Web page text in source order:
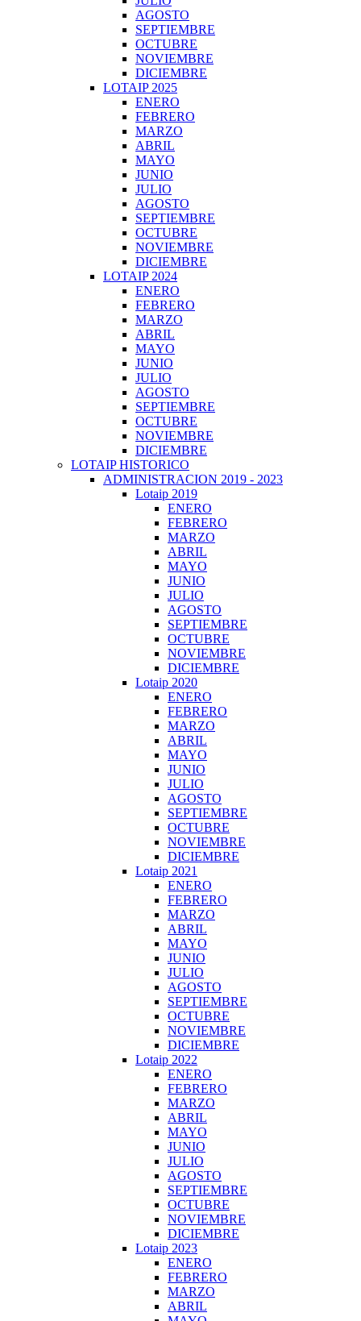
AGOSTO
SEPTIEMBRE
OCTUBRE
NOVIEMBRE
DICIEMBRE
LOTAIP 2025
ENERO
FEBRERO
MARZO
ABRIL
MAYO
JUNIO
JULIO
AGOSTO
SEPTIEMBRE
OCTUBRE
NOVIEMBRE
DICIEMBRE
LOTAIP 2024
ENERO
FEBRERO
MARZO
ABRIL
MAYO
JUNIO
JULIO
AGOSTO
SEPTIEMBRE
OCTUBRE
NOVIEMBRE
DICIEMBRE
LOTAIP HISTORICO
ADMINISTRACION 2019 - 2023
Lotaip 2019
ENERO
FEBRERO
MARZO
ABRIL
MAYO
JUNIO
JULIO
AGOSTO
SEPTIEMBRE
OCTUBRE
NOVIEMBRE
DICIEMBRE
Lotaip 2020
ENERO
FEBRERO
MARZO
ABRIL
MAYO
JUNIO
JULIO
AGOSTO
SEPTIEMBRE
OCTUBRE
NOVIEMBRE
DICIEMBRE
Lotaip 2021
ENERO
FEBRERO
MARZO
ABRIL
MAYO
JUNIO
JULIO
AGOSTO
SEPTIEMBRE
OCTUBRE
NOVIEMBRE
DICIEMBRE
Lotaip 2022
ENERO
FEBRERO
MARZO
ABRIL
MAYO
JUNIO
JULIO
AGOSTO
SEPTIEMBRE
OCTUBRE
NOVIEMBRE
DICIEMBRE
Lotaip 2023
ENERO
FEBRERO
MARZO
ABRIL